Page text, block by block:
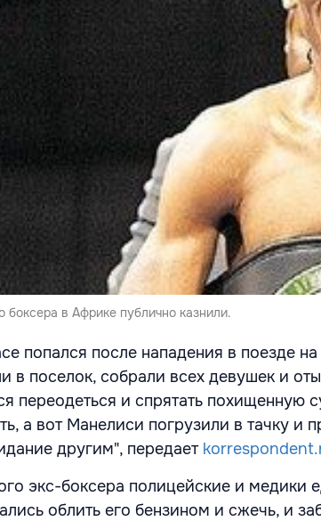
боксера в Африке публично казнили.
попался после нападения в поезде
в поселок, собрали всех девушек и
переодеться и спрятать похищенную
а вот Манелиси погрузили в тачку
другим", передает
экс-боксера полицейские и медики
облить его бензином и сжечь, и